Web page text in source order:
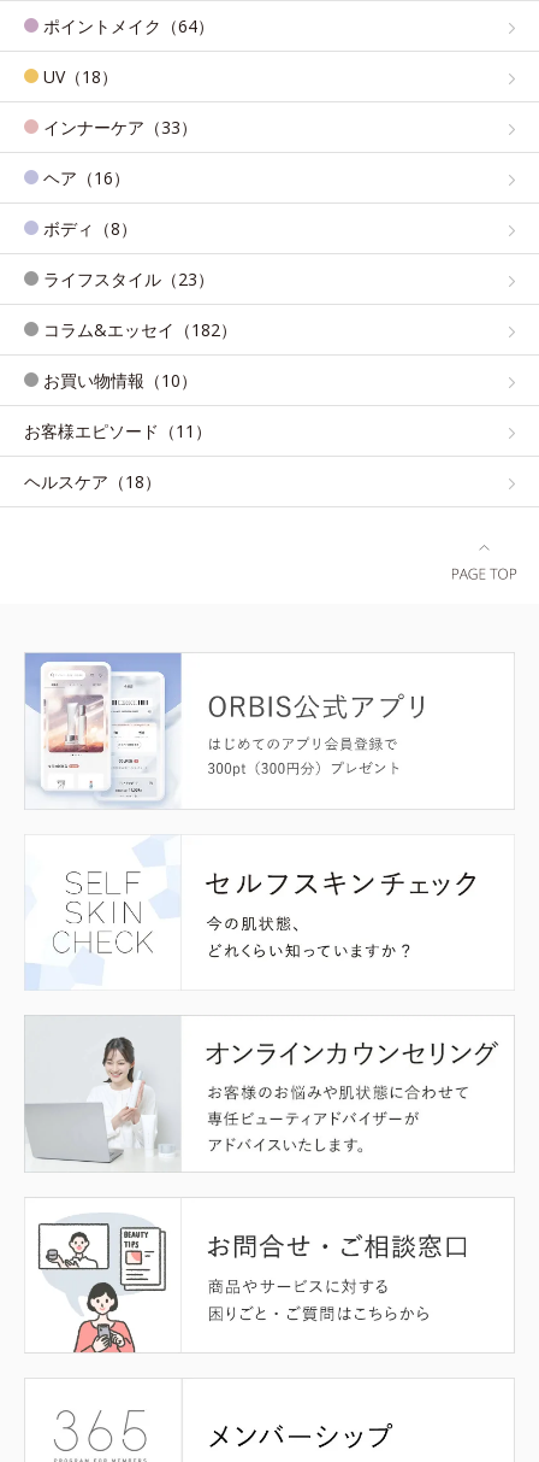
ポイントメイク（64）
UV（18）
インナーケア（33）
ヘア（16）
ボディ（8）
ライフスタイル（23）
コラム&エッセイ（182）
お買い物情報（10）
お客様エピソード（11）
ヘルスケア（18）